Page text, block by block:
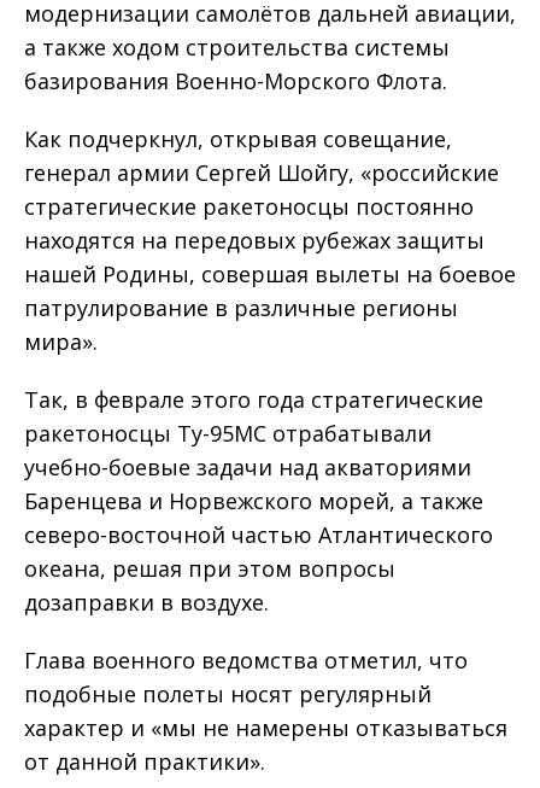
модернизации самолётов дальней авиации,
а также ходом строительства системы
базирования Военно-Морского Флота.
Как подчеркнул, открывая совещание,
генерал армии Сергей Шойгу, «российские
стратегические ракето­носцы постоянно
находятся на передовых рубежах защиты
нашей Родины, совершая вылеты на боевое
патрулирование в различные регионы
мира».
Так, в феврале этого года стратеги­ческие
ракетоносцы Ту-95МС отраба­тывали
учебно-боевые задачи над акваториями
Баренцева и Норвеж­ского морей, а также
северо-восточной частью Атлантического
океана, решая при этом вопросы
дозаправки в воздухе.
Глава военного ведомства отметил, что
подобные полеты носят регулярный
характер и «мы не намерены отказываться
от данной практики».